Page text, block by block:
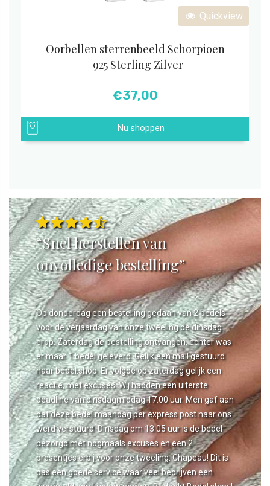
Quickview
Oorbellen sterrenbeeld Schorpioen
| 925 Sterling Zilver
€37,00
Nu shoppen
“Snel herstellen van
onvolledige bestelling”
Op donderdag een bestelling gedaan van 2 bedels
voor de verjaardag van onze tweeling de dinsdag
erop. Zaterdag de bestelling ontvangen, echter was
er maar 1 bedel geleverd. Gelijk een mail gestuurd
naar bedel.shop. Er volgde op zaterdag gelijk een
reactie, met excuses. Wij hadden een uiterste
deadline van dinsdagmiddag 17.00 uur. Men gaf aan
dat deze bedel maandag per express post naar ons
werd verstuurd. Dinsdag om 13.05 uur is de bedel
bezorgd met nogmaals excuses en een 2
presentjes erbij voor onze tweeling. Chapeau! Dit is
pas een goede service waar veel bedrijven een